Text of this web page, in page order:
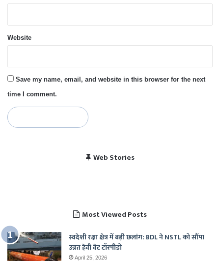
Website
Save my name, email, and website in this browser for the next
time I comment.
Web Stories
विराट कोहली की सेंचुरी से
भारत बनाम पाकिस्तान, हेड
पाकिस्तान में बजा भारत का
चैंपियंस ट्रॉफी 2025 में
Most Viewed Posts
स्वदेशी रक्षा क्षेत्र में बड़ी छलांग: BDL ने NSTL को सौंपा
उन्नत हेवी वेट टॉरपीडो
April 25, 2026